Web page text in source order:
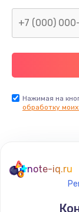
Нажимая на
обработку
note-iq.ru